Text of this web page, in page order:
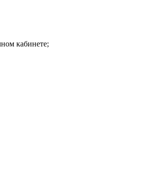
кабинете;